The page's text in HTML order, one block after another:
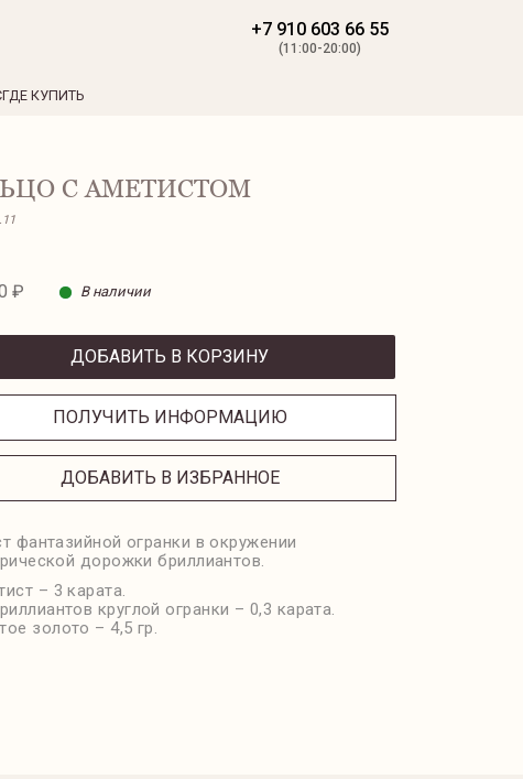
+7 910 603 66 55
(11:00-20:00)
ГДЕ КУПИТЬ
С АМЕТИСТОМ
₽ В наличии
ДОБАВИТЬ В КОРЗИНУ
ПОЛУЧИТЬ ИНФОРМАЦИЮ
ДОБАВИТЬ В ИЗБРАННОЕ
фантазийной огранки в окружении
дорожки бриллиантов.
– 3 карата.
круглой огранки – 0,3 карата.
золото – 4,5 гр.